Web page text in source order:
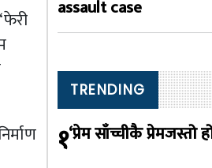
assault case
TRENDING
१‘प्रेम साँच्चीकै प्रेमजस्तो